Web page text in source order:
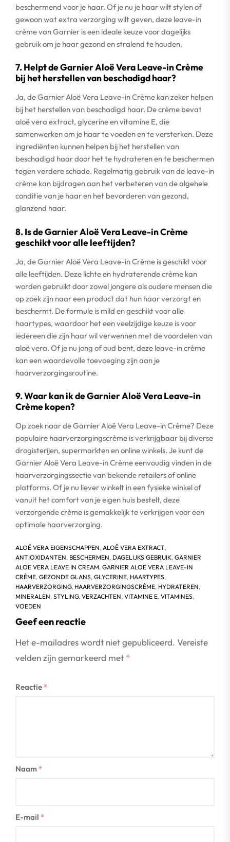
beschermend voor je haar. Of je nu je haar wilt stylen of
gewoon wat extra verzorging wilt geven, deze leave-in
crème van Garnier is een ideale keuze voor dagelijks
gebruik om je haar gezond en stralend te houden.
7. Helpt de Garnier Aloë Vera Leave-in Crème
bij het herstellen van beschadigd haar?
Ja, de Garnier Aloë Vera Leave-in Crème kan zeker helpen
bij het herstellen van beschadigd haar. De crème bevat
aloë vera extract, glycerine en vitamine E, die
samenwerken om je haar te voeden en te versterken. Deze
ingrediënten kunnen helpen bij het herstellen van
beschadigd haar door het te hydrateren en te beschermen
tegen verdere schade. Regelmatig gebruik van de leave-in
crème kan bijdragen aan het verbeteren van de algehele
conditie van je haar en het bevorderen van gezond,
glanzend haar.
8. Is de Garnier Aloë Vera Leave-in Crème
geschikt voor alle leeftijden?
Ja, de Garnier Aloë Vera Leave-in Crème is geschikt voor
alle leeftijden. Deze lichte en hydraterende crème kan
worden gebruikt door zowel jongere als oudere mensen die
op zoek zijn naar een product dat hun haar verzorgt en
beschermt. De formule is mild en geschikt voor alle
haartypes, waardoor het een veelzijdige keuze is voor
iedereen die zijn haar wil verwennen met de voordelen van
aloë vera. Of je nu jong of oud bent, deze leave-in crème
kan een waardevolle toevoeging zijn aan je
haarverzorgingsroutine.
9. Waar kan ik de Garnier Aloë Vera Leave-in
Crème kopen?
Op zoek naar de Garnier Aloë Vera Leave-in Crème? Deze
populaire haarverzorgingscrème is verkrijgbaar bij diverse
drogisterijen, supermarkten en online winkels. Je kunt de
Garnier Aloë Vera Leave-in Crème eenvoudig vinden in de
haarverzorgingssectie van bekende retailers of online
platforms. Of je nu liever winkelt in een fysieke winkel of
vanuit het comfort van je eigen huis bestelt, deze
verzorgende crème is gemakkelijk te verkrijgen voor een
optimale haarverzorging.
ALOË VERA EIGENSCHAPPEN, ALOË VERA EXTRACT,
ANTIOXIDANTEN, BESCHERMEN, DAGELIJKS GEBRUIK, GARNIER
ALOE VERA LEAVE IN CREAM, GARNIER ALOË VERA LEAVE-IN
CRÈME, GEZONDE GLANS, GLYCERINE, HAARTYPES,
HAARVERZORGING, HAARVERZORGINGSCRÈME, HYDRATEREN,
MINERALEN, STYLING, VERZACHTEN, VITAMINE E, VITAMINES,
VOEDEN
Geef een reactie
Het e-mailadres wordt niet gepubliceerd. Vereiste
velden zijn gemarkeerd met *
Reactie *
Naam *
E-mail *